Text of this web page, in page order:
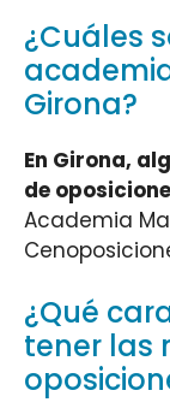
¿Cuáles
Girona?
En Girona,
de
Academia
¿Qué
tener las